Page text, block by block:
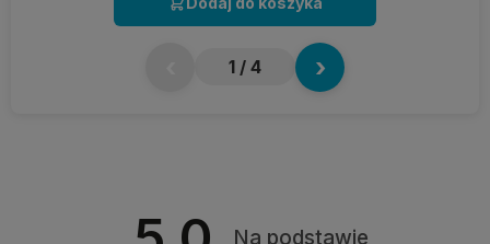
1 / 4 ›
Na podstawie